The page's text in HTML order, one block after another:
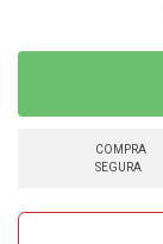
COMPRA
SEGURA